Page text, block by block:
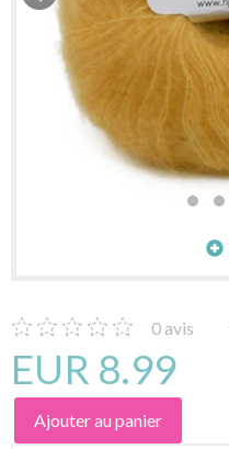
0 avis
EUR 8.99
Ajouter au panier